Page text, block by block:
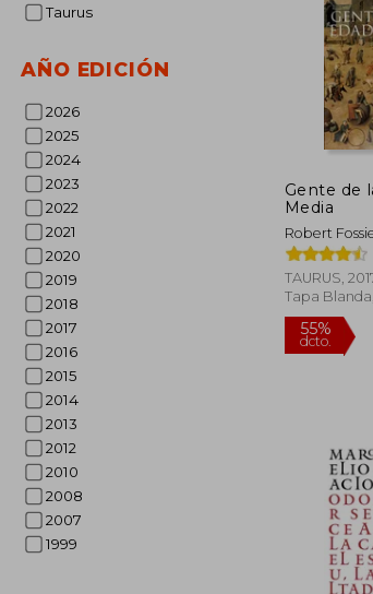
Taurus
AÑO EDICIÓN
2026
2025
2024
2023
2022
2021
2020
2019
2018
2017
2016
2015
2014
2013
2012
2010
2008
2007
1999
55%
dcto.
Gente de
Media
Robert
TAURUS,
Tapa